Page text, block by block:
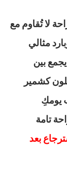
لا تُقاوم مع
مثالي
90 لـ 120 كيلو، يجمع بين
كشمير
يومكِ
تامة
بعد